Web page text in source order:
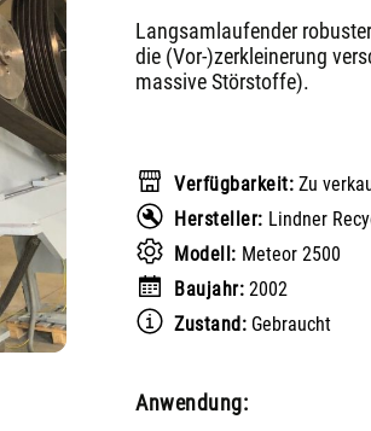
Langsamlaufender
die (Vor-)zerkleinerung
massive Störstoffe).
Verfügbarkeit: Zu
Hersteller: Lindner
Modell: Meteor 2500
Baujahr: 2002
Zustand: Gebraucht
Anwendung: